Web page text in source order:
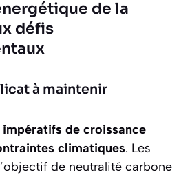
de la
défis
à maintenir
impératifs de croissance
climatiques. Les
de neutralité carbone